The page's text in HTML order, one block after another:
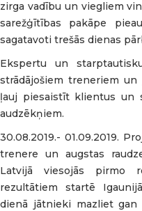
zirga vadību un viegliem
sarežģītības pakāpe
sagatavoti trešās dienas
Ekspertu un
strādājošiem treneriem
ļauj piesaistīt klientus un
audzēkņiem.
30.08.2019.- 01.09.2019.
trenere un augstas
Latvijā viesojās pirmo
rezultātiem startē
dienā jātnieki mazliet